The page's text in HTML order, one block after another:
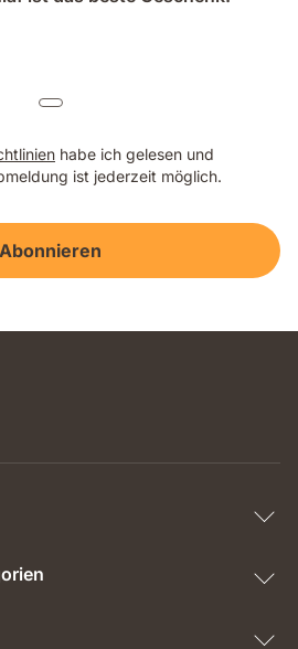
habe ich gelesen und
ist jederzeit möglich.
Abonnieren